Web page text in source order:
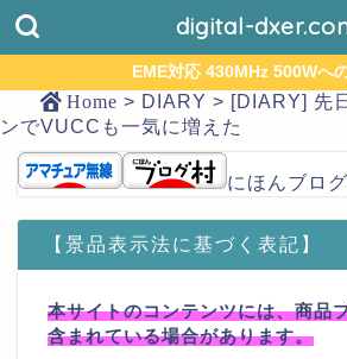
digital-
EME対応 430MHz 500Wへ
Home > DIARY > [DIARY] 先
ンでVUCCも一気に増えた
にほんブロ
【景品表示法に基づく表記】
本サイトのコンテンツには、商品
含まれている場合があります。